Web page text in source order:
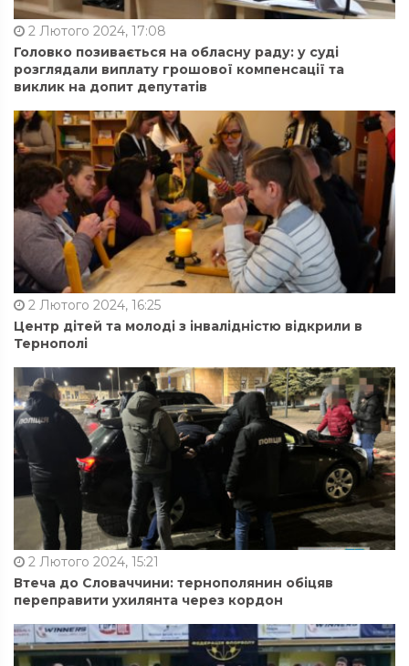
2 Лютого 2024, 17:08
Головко позивається на обласну раду: у суді
розглядали виплату грошової компенсації та
виклик на допит депутатів
2 Лютого 2024, 16:25
Центр дітей та молоді з інвалідністю відкрили в
Тернополі
2 Лютого 2024, 15:21
Втеча до Словаччини: тернополянин обіцяв
переправити ухилянта через кордон